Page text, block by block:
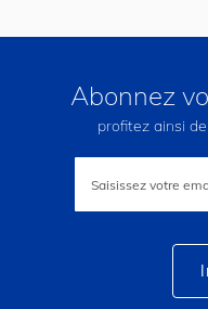
Abonnez
profitez ainsi
lettre